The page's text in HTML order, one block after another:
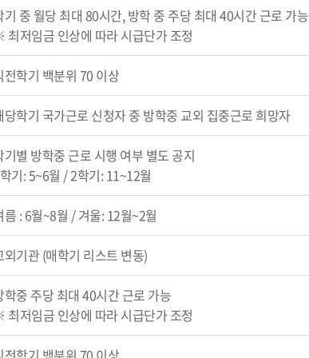
기 중 월당 최대 80시간, 방학 중 주당 최대 40시간 근로 가능
저임금 인상에 따라 시급단가 조정
전학기 백분위 70 이상
당학기 국가근로 신청자 중 방학중 교외 집중근로 희망자
기별 방학중 근로 시행 여부 별도 공지
기: 5~6월 / 2학기: 11~12월
름 : 6월~8월 / 겨울: 12월~2월
외기관 (매학기 리스트 변동)
학중 주당 최대 40시간 근로 가능
저임금 인상에 따라 시급단가 조정